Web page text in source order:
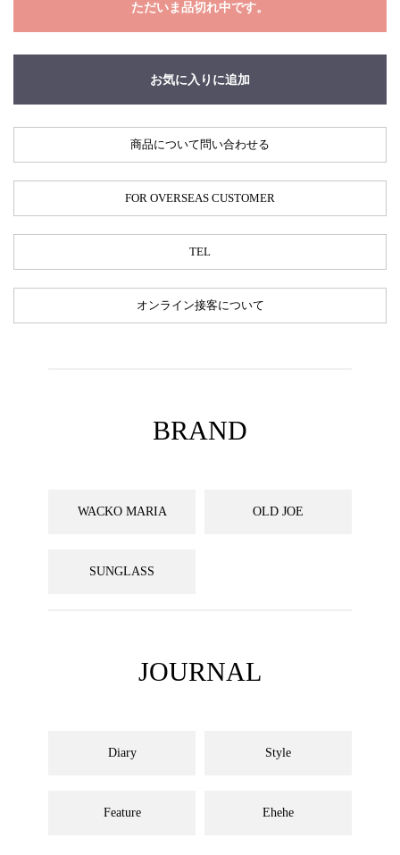
ただいま品切れ中です。
お気に入りに追加
商品について問い合わせる
FOR OVERSEAS CUSTOMER
TEL
オンライン接客について
BRAND
WACKO MARIA OLD JOE
SUNGLASS
JOURNAL
Diary Style
Feature Ehehe